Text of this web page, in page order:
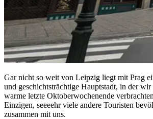
Gar nicht so weit von Leipzig liegt mit Prag
und geschichtsträchtige Hauptstadt, in der wir
warme letzte Oktoberwochenende
Einzigen, seeeehr viele andere Touristen
zusammen mit uns.